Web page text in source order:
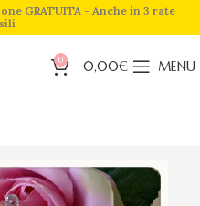
GRATUITA - Anche in 3 rate
0 0,00€ MENU